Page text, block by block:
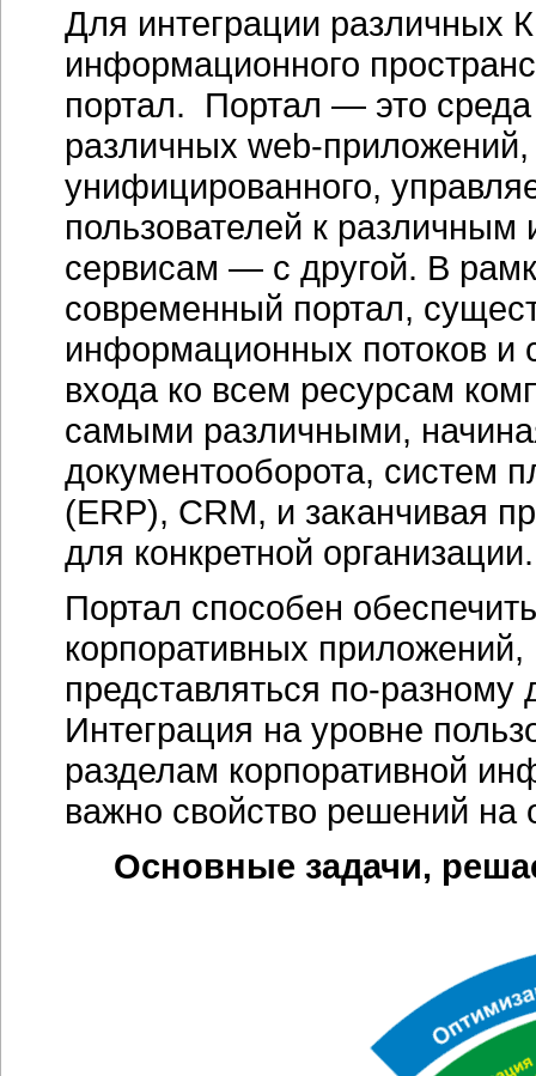
Для интеграции различных
информационного
портал. Портал — это среда
различных web-
унифицированного,
пользователей к
сервисам — с другой. В
современный портал,
информационных потоков и
входа ко всем ресурсам
самыми различными,
документооборота, систем
(ERP), CRM, и заканчивая
для конкретной организации.
Портал способен
корпоративных
представляться по-разному
Интеграция на уровне
разделам корпоративной
важно свойство решений на
Основные задачи,